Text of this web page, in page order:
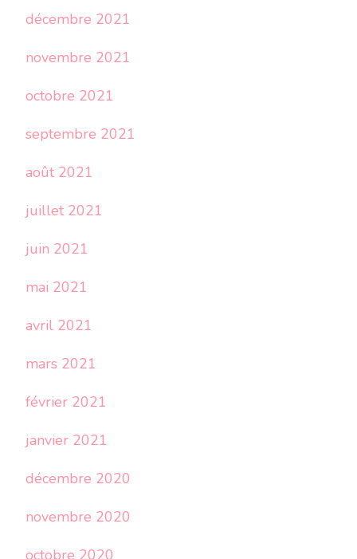
décembre 2021
novembre 2021
octobre 2021
septembre 2021
août 2021
juillet 2021
juin 2021
mai 2021
avril 2021
mars 2021
février 2021
janvier 2021
décembre 2020
novembre 2020
octobre 2020